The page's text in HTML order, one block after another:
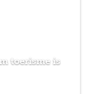
toerisme is